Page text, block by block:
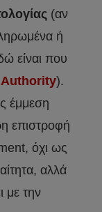
(αν
ή
είναι που
).
έμμεση
επιστροφή
όχι ως
αλλά
με την